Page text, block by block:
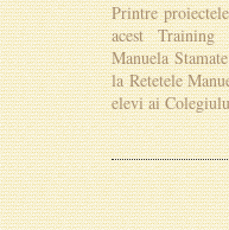
Printre
acest Training
Manuela
la Retetele
elevi ai